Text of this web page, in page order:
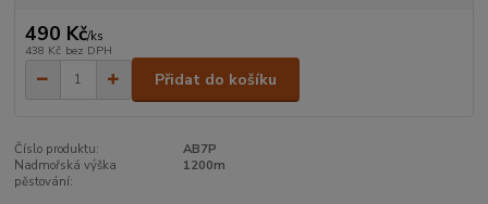
490 Kč/ks
438 Kč bez DPH
Přidat do košíku
Číslo produktu:
AB7P
Nadmořská výška
pěstování:
1200m